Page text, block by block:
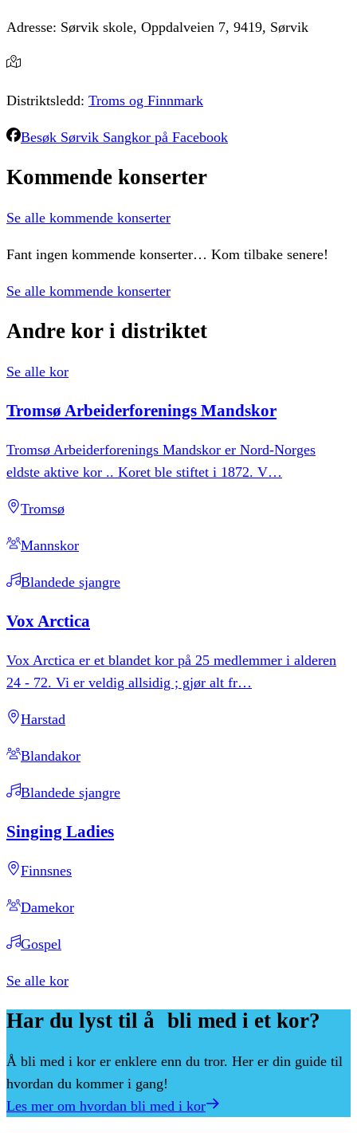
Adresse: Sørvik skole, Oppdalveien 7, 9419, Sørvik
Distriktsledd: Troms og Finnmark
Besøk Sørvik Sangkor på Facebook
Kommende konserter
Se alle kommende konserter
Fant ingen kommende konserter… Kom tilbake senere!
Se alle kommende konserter
Andre kor i distriktet
Se alle kor
Tromsø Arbeiderforenings Mandskor
Tromsø Arbeiderforenings Mandskor er Nord-Norges
eldste aktive kor .. Koret ble stiftet i 1872. V…
Tromsø
Mannskor
Blandede sjangre
Vox Arctica
Vox Arctica er et blandet kor på 25 medlemmer i alderen
24 - 72. Vi er veldig allsidig ; gjør alt fr…
Harstad
Blandakor
Blandede sjangre
Singing Ladies
Finnsnes
Damekor
Gospel
Se alle kor
Har du lyst til å bli med i et kor?
Å bli med i kor er enklere enn du tror. Her er din guide til
hvordan du kommer i gang!
Les mer om hvordan bli med i kor